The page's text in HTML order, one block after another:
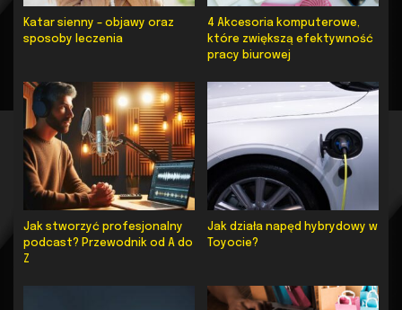
Katar sienny – objawy oraz
sposoby leczenia
4 Akcesoria komputerowe,
które zwiększą efektywność
pracy biurowej
Jak stworzyć profesjonalny
podcast? Przewodnik od A do
Z
Jak działa napęd hybrydowy w
Toyocie?